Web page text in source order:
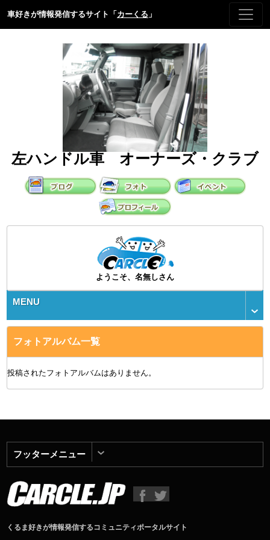
車好きが情報発信するサイト「 カーくる 」
左ハンドル車 オーナーズ・クラブ
ようこそ、名無しさん
MENU
フォトアルバム一覧
投稿されたフォトアルバムはありません。
フッターメニュー
くるま好きが情報発信するコミュニティポータルサイト